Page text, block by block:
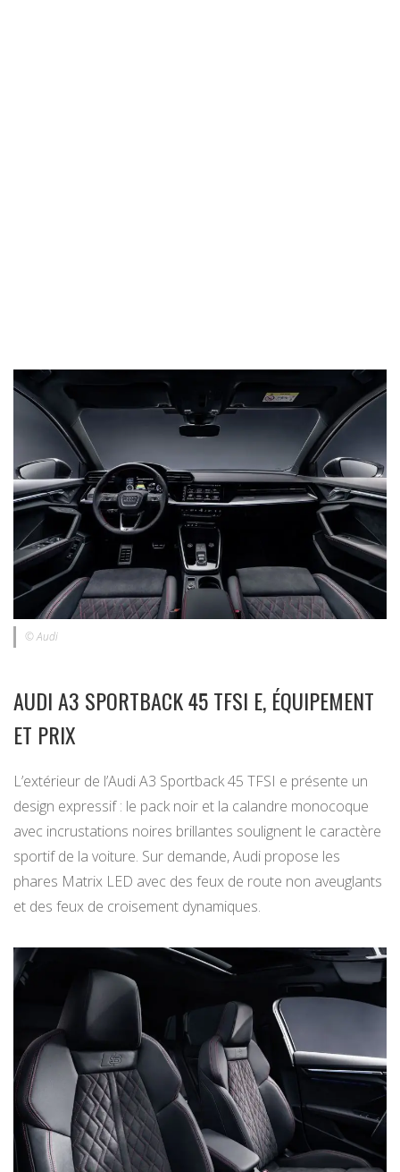
© Audi
AUDI A3 SPORTBACK 45 TFSI E, ÉQUIPEMENT
ET PRIX
L’extérieur de l’Audi A3 Sportback 45 TFSI e présente un
design expressif : le pack noir et la calandre monocoque
avec incrustations noires brillantes soulignent le caractère
sportif de la voiture. Sur demande, Audi propose les
phares Matrix LED avec des feux de route non aveuglants
et des feux de croisement dynamiques.